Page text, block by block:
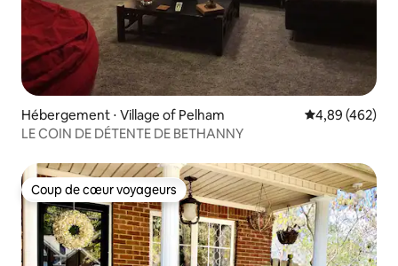
Hébergement ⋅ Village of Pelham Évaluation
4,89 (462)
LE COIN DE DÉTENTE DE BETHANNY
Coup de cœur voyageurs
Coup de cœur voyageurs